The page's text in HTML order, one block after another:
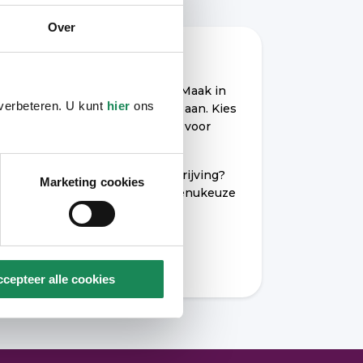
Over
U kunt hier ons
Marketing cookies
alle cookies
. Maak in
een zoekprofiel aan. Kies
in uw zoekprofiel in ieder geval voor
Heeft u hulp nodig bij uw inschrijving?
Bel ons via 040 - 220 22 02 (menukeuze
Inschrijven in Wooniezie